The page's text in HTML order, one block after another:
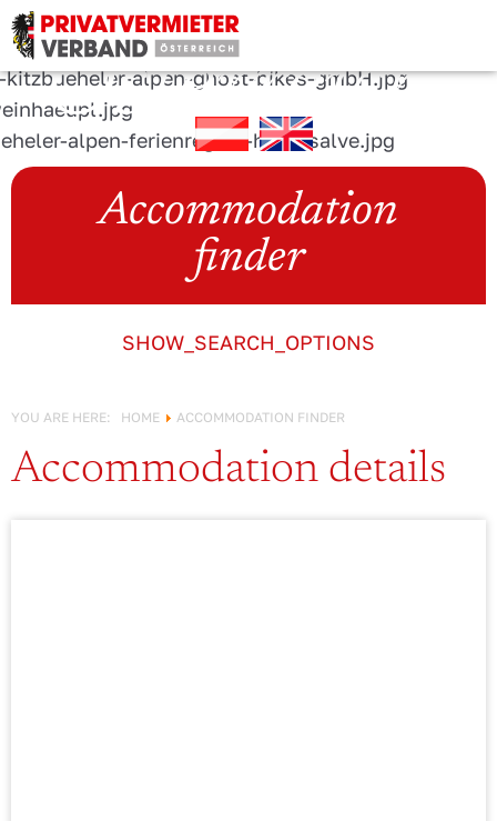
URLAUB IN
Österreich!
Accommodation
finder
SHOW_SEARCH_OPTIONS
YOU ARE HERE: HOME ACCOMMODATION FINDER
Accommodation details